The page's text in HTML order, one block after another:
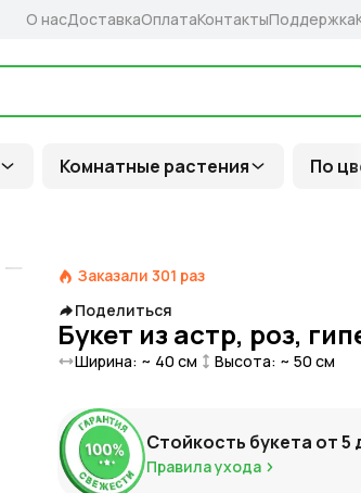
Комнатные растения По
О насДоставкаОплатаКонтактыПоддержка
Заказали 301 раз
Поделиться
Букет из астр, роз,
Ширина: ~ 40 см Высота: ~ 50 см
Стойкость букета от5
Правила ухода